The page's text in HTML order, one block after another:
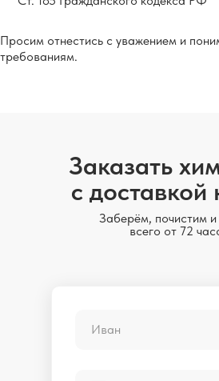
Просим отнестись с уважением и
требованиям.
Заказать
с
Заберём, почистим
всего от 72